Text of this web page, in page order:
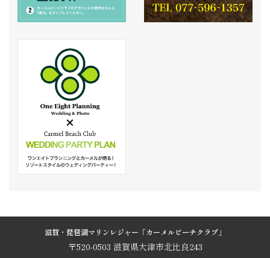
滋賀・琵琶湖マリンレジャー「カーメルビーチクラブ」
〒520-0503 滋賀県大津市北比良243